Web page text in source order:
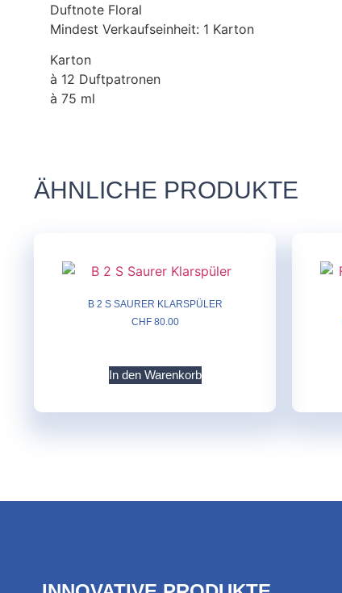
Duftnote Floral
Mindest Verkaufseinheit: 1 Karton
Karton
à 12 Duftpatronen
à 75 ml
ÄHNLICHE PRODUKTE
B 2 S SAURER KLARSPÜLER
CHF80.00
In den Warenkorb